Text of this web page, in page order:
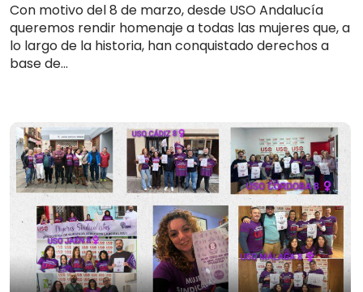
Con motivo del 8 de marzo, desde USO Andalucía
queremos rendir homenaje a todas las mujeres que, a
lo largo de la historia, han conquistado derechos a
base de...